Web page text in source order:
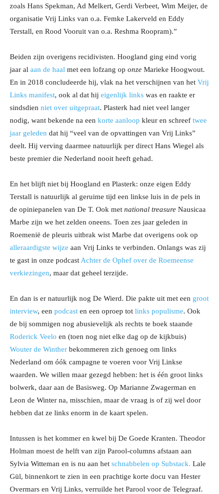
zoals Hans Spekman, Ad Melkert, Gerdi Verbeet, Wim Meijer, de
organisatie Vrij Links van o.a. Femke Lakerveld en Eddy
Terstall, en Rood Vooruit van o.a. Reshma Roopram).”
Beiden zijn overigens recidivisten. Hoogland ging eind vorig
jaar al aan de haal met een lofzang op onze Marieke Hoogwout.
En in 2018 concludeerde hij, vlak na het verschijnen van het Vrij
Links manifest, ook al dat hij eigenlijk links was en raakte er
sindsdien niet over uitgepraat. Plasterk had niet veel langer
nodig, want bekende na een korte aanloop kleur en schreef twee
jaar geleden dat hij “veel van de opvattingen van Vrij Links”
deelt. Hij verving daarmee natuurlijk per direct Hans Wiegel als
beste premier die Nederland nooit heeft gehad.
En het blijft niet bij Hoogland en Plasterk: onze eigen Eddy
Terstall is natuurlijk al geruime tijd een linkse luis in de pels in
de opiniepanelen van De T. Ook met national treasure Nausicaa
Marbe zijn we het zelden oneens. Toen zes jaar geleden in
Roemenië de pleuris uitbrak wist Marbe dat overigens ook op
alleraardigste wijze aan Vrij Links te verbinden. Onlangs was zij
te gast in onze podcast Achter de Ophef over de Roemeense
verkiezingen, maar dat geheel terzijde.
En dan is er natuurlijk nog De Wierd. Die pakte uit met een groot
interview, een podcast en een oproep tot links populisme. Ook
de bij sommigen nog abusievelijk als rechts te boek staande
Roderick Veelo en (toen nog niet elke dag op de kijkbuis)
Wouter de Winther bekommeren zich genoeg om links
Nederland om óók campagne te voeren voor Vrij Linkse
waarden. We willen maar gezegd hebben: het is één groot links
bolwerk, daar aan de Basisweg. Op Marianne Zwagerman en
Leon de Winter na, misschien, maar de vraag is of zij wel door
hebben dat ze links enorm in de kaart spelen.
Intussen is het kommer en kwel bij De Goede Kranten. Theodor
Holman moest de helft van zijn Parool-columns afstaan aan
Sylvia Witteman en is nu aan het schnabbelen op Substack. Lale
Gül, binnenkort te zien in een prachtige korte docu van Hester
Overmars en Vrij Links, verruilde het Parool voor de Telegraaf.